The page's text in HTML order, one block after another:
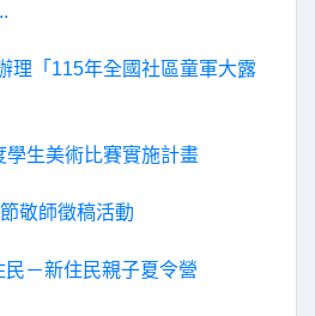
理「115年全國社區童軍大露
學生美術比賽實施計畫
敬師徵稿活動
－新住民親子夏令營